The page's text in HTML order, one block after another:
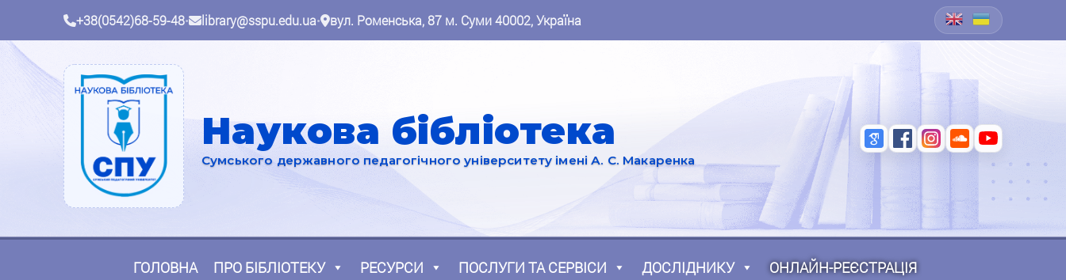
+38(0542)68-59-48• library@sspu.edu.ua• вул. Роменська, 87 м. Суми 40002, Україна
Наукова бібліотека
Сумського державного педагогічного університету імені А. С. Макаренка
ГОЛОВНА ПРО БІБЛІОТЕКУ РЕСУРСИ ПОСЛУГИ ТА СЕРВІСИ ДОСЛІДНИКУ ОНЛАЙН-РЕЄСТРАЦІЯ